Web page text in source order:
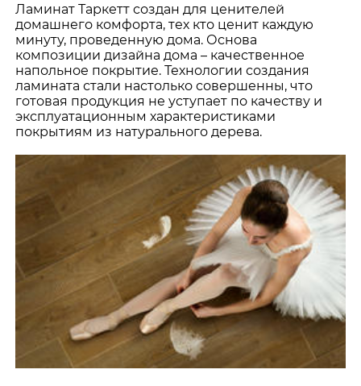
Ламинат Таркетт создан для ценителей
домашнего комфорта, тех кто ценит каждую
минуту, проведенную дома. Основа
композиции дизайна дома – качественное
напольное покрытие. Технологии создания
ламината стали настолько совершенны, что
готовая продукция не уступает по качеству и
эксплуатационным характеристиками
покрытиям из натурального дерева.